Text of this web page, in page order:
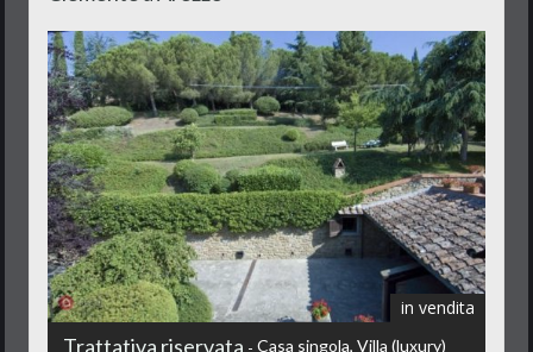
in vendita
Casa singola, Villa (luxury)